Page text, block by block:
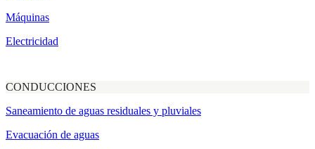
Máquinas
Electricidad
CONDUCCIONES
Saneamiento de aguas residuales y pluviales
Evacuación de aguas